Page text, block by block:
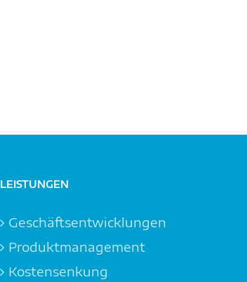
LEISTUNGEN
Geschäftsentwicklungen
Produktmanagement
Kostensenkung